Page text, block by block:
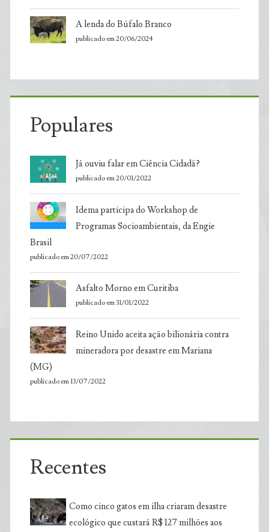
A lenda do Búfalo Branco
publicado em 20/06/2024
Populares
Já ouviu falar em Ciência Cidadã?
publicado em 20/01/2022
Idema participa do Workshop de
Programas Socioambientais, da Engie
Brasil
publicado em 20/07/2022
Asfalto Morno em Curitiba
publicado em 31/01/2022
Reino Unido aceita ação bilionária contra
mineradora por desastre em Mariana
(MG)
publicado em 13/07/2022
Recentes
Como cinco gatos em ilha criaram desastre
ecológico que custará R$ 127 milhões aos